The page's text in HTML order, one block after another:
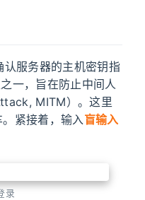
认服务器的主机密钥指
一，旨在防止中间人
MITM）。这里
紧接着，输入盲输入
录